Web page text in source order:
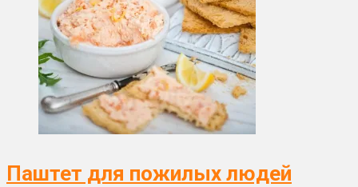
Паштет для пожилых людей